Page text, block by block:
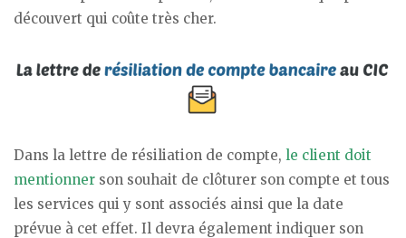
découvert qui coûte très cher.
Dans la lettre de résiliation de compte, le client doit
mentionner son souhait de clôturer son compte et tous
les services qui y sont associés ainsi que la date
prévue à cet effet. Il devra également indiquer son